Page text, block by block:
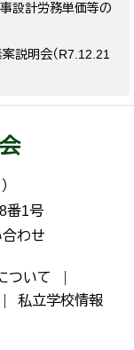
設計労務単価等の
説明会（R7.12.21
番1号
合わせ
ついて
私立学校情報